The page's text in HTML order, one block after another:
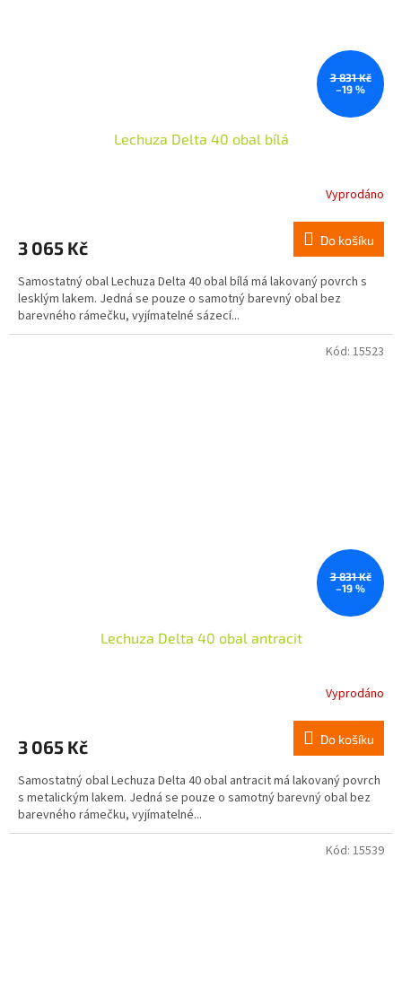
3 831 Kč
–19 %
Lechuza Delta 40 obal bílá
Vyprodáno
3 065 Kč Do košíku
Samostatný obal Lechuza Delta 40 obal bílá má lakovaný povrch s
lesklým lakem. Jedná se pouze o samotný barevný obal bez
barevného rámečku, vyjímatelné sázecí...
3 831 Kč
–19 %
Lechuza Delta 40 obal antracit
Vyprodáno
3 065 Kč Do košíku
Samostatný obal Lechuza Delta 40 obal antracit má lakovaný povrch
s metalickým lakem. Jedná se pouze o samotný barevný obal bez
barevného rámečku, vyjímatelné...
Kód: 15523
Kód: 15539